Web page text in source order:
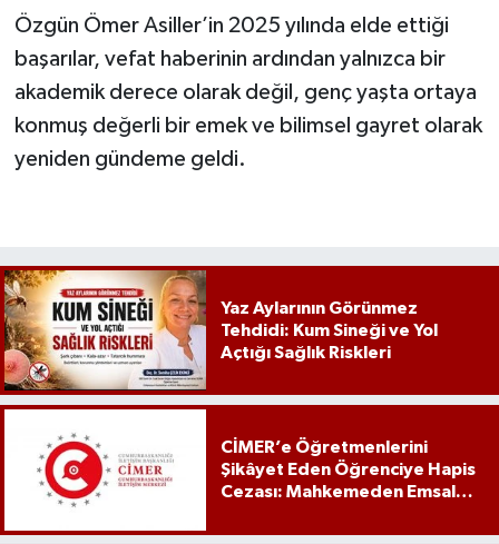
Özgün Ömer Asiller’in 2025 yılında elde ettiği
başarılar, vefat haberinin ardından yalnızca bir
akademik derece olarak değil, genç yaşta ortaya
konmuş değerli bir emek ve bilimsel gayret olarak
yeniden gündeme geldi.
Yaz Aylarının Görünmez
Tehdidi: Kum Sineği ve Yol
Açtığı Sağlık Riskleri
CİMER’e Öğretmenlerini
Şikâyet Eden Öğrenciye Hapis
Cezası: Mahkemeden Emsal